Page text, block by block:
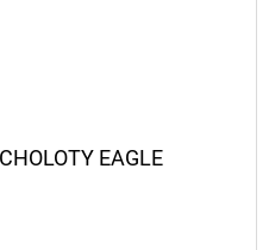
EAGLE